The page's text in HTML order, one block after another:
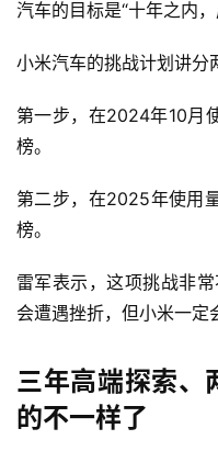
汽车的目标是“十年之内
小米汽车的挑战计划讲分
第一步，在2024年10月
榜。
第二步，在2025年使用
榜。
雷军表示，这项挑战非
会遭遇挫折，但小米一定
三年高端探索、
的不一样了